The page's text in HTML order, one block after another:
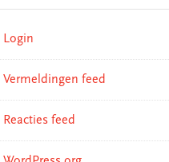
Login
Vermeldingen feed
Reacties feed